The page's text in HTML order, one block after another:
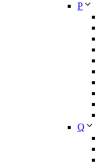
P
Q